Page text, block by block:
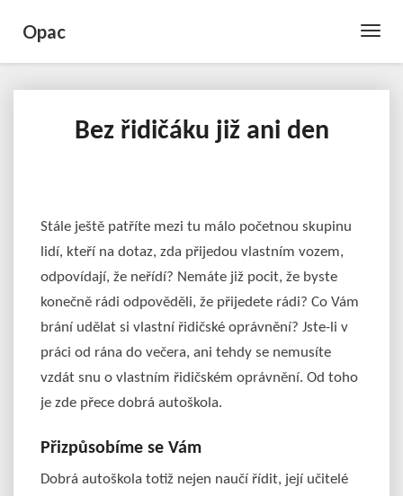
Toggle
Opac
Bez
řidičáku
Bez řidičáku již ani den
Stále ještě patříte mezi tu málo početnou skupinu
lidí, kteří na dotaz, zda přijedou vlastním vozem,
odpovídají, že neřídí? Nemáte již pocit, že byste
konečně rádi odpověděli, že přijedete rádi? Co Vám
brání udělat si vlastní řidičské oprávnění? Jste-li v
práci od rána do večera, ani tehdy se nemusíte
vzdát snu o vlastním řidičském oprávnění. Od toho
je zde přece dobrá autoškola.
Přizpůsobíme se Vám
Dobrá autoškola totiž nejen naučí řídit, její učitelé